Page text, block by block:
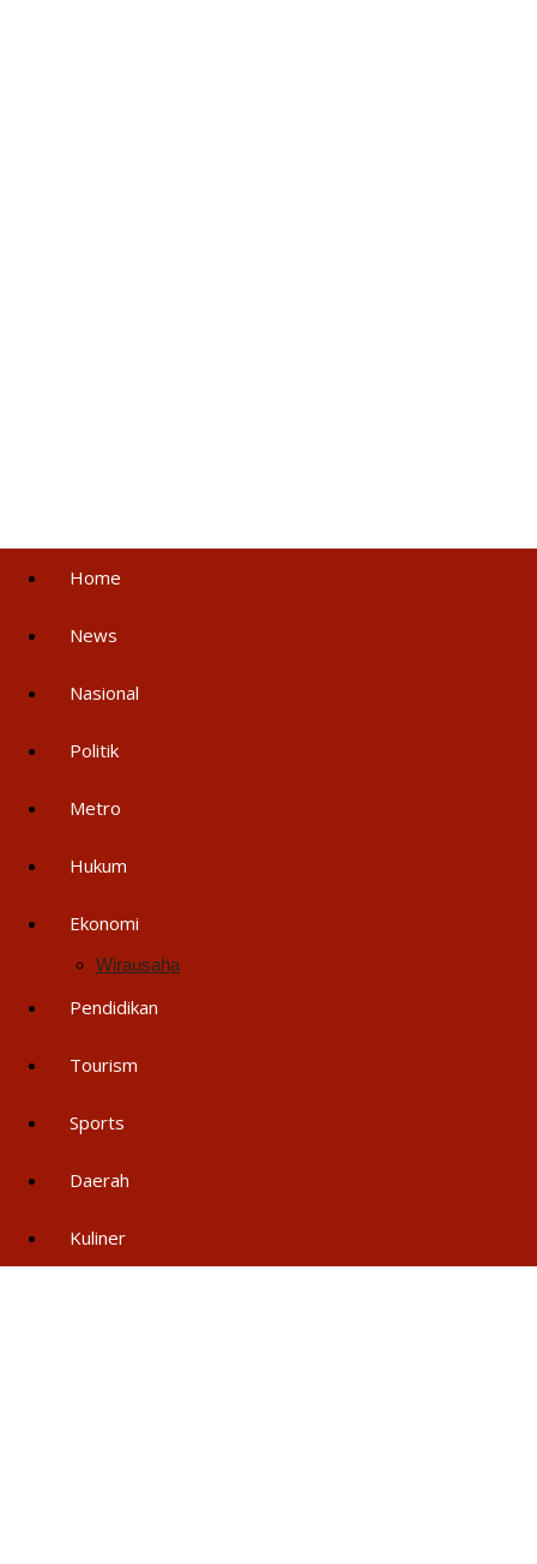
Home
News
Nasional
Politik
Metro
Hukum
Ekonomi
Wirausaha
Pendidikan
Tourism
Sports
Daerah
Kuliner